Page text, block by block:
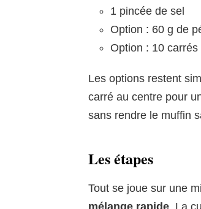
1 pincée de sel
Option : 60 g de
Option : 10
Les options restent
carré au centre pour
sans rendre le muffin
Les étapes
Tout se joue sur une